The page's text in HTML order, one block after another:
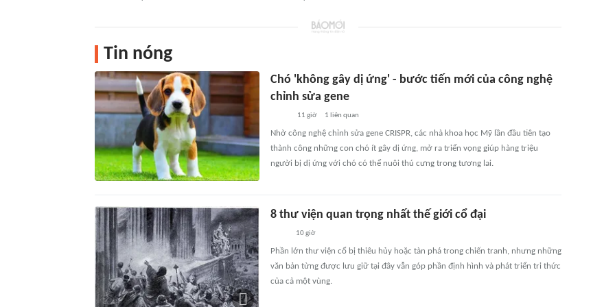
Tin nóng
Chó 'không gây dị ứng' - bước tiến mới của công nghệ
chỉnh sửa gene
11 giờ 1 liên quan
Nhờ công nghệ chỉnh sửa gene CRISPR, các nhà khoa học Mỹ lần đầu tiên tạo
thành công những con chó ít gây dị ứng, mở ra triển vọng giúp hàng triệu
người bị dị ứng với chó có thể nuôi thú cưng trong tương lai.
8 thư viện quan trọng nhất thế giới cổ đại
10 giờ
Phần lớn thư viện cổ bị thiêu hủy hoặc tàn phá trong chiến tranh, nhưng những
văn bản từng được lưu giữ tại đây vẫn góp phần định hình và phát triển tri thức
của cả một vùng.